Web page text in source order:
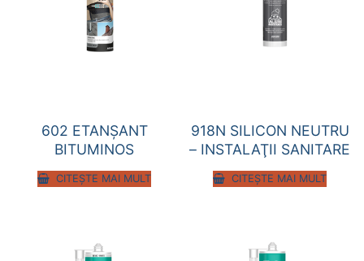
602 ETANŞANT
BITUMINOS
CITEȘTE MAI MULT
918N SILICON NEUTRU
– INSTALAŢII SANITARE
CITEȘTE MAI MULT